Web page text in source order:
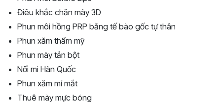
Điêu khắc chăn mày 3D
Phun môi hồng PRP bằng tế bào gốc tự thân
Phun xăm thẩm mỹ
Phun mày tản bột
Nối mi Hàn Quốc
Phun xăm mí mắt
Thuê mày mực bóng